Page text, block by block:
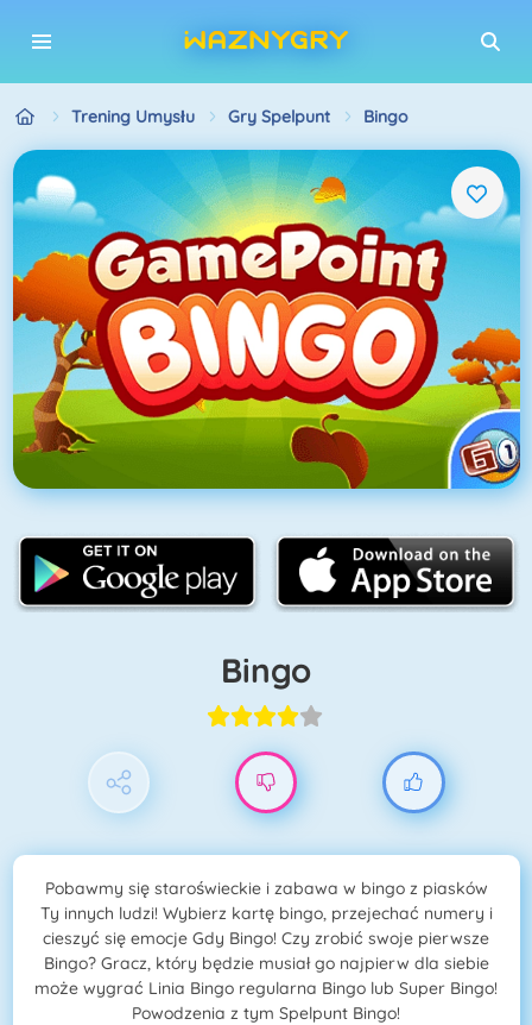
Trening Umysłu Gry Spelpunt Bingo
Bingo
Pobawmy się staroświeckie i zabawa w bingo z piasków
Ty innych ludzi! Wybierz kartę bingo, przejechać numery i
cieszyć się emocje Gdy Bingo! Czy zrobić swoje pierwsze
Bingo? Gracz, który będzie musiał go najpierw dla siebie
może wygrać Linia Bingo regularna Bingo lub Super Bingo!
Powodzenia z tym Spelpunt Bingo!